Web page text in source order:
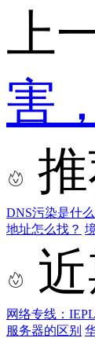
上
害
DNS污染是什
地址怎么找？
网络专线：
服务器的区别